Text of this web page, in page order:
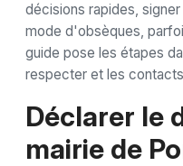
décisions rapides,
mode d'obsèques,
guide pose les étapes
respecter et les
Déclarer le
mairie de